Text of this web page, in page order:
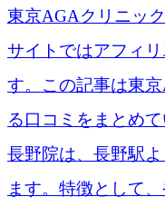
東京AGAクリニッ
サイトではアフィ
す。この記事は東
る口コミをまとめ
長野院は、長野駅
ます。特徴として